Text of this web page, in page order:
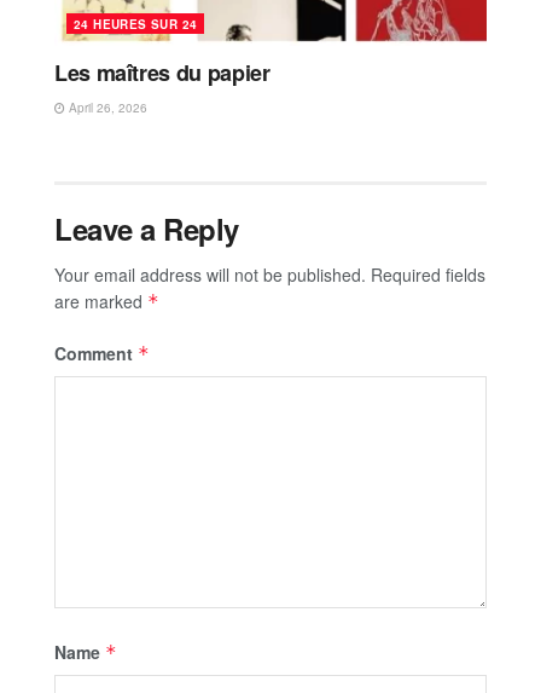
24 HEURES SUR 24
Les maîtres du papier
April 26, 2026
Leave a Reply
Your email address will not be published. Required fields
are marked *
Comment *
Name *